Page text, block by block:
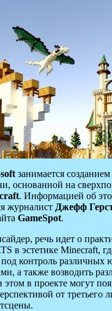
занимается
основанной на
. Информацией об
журналист Джефф
GameSpot.
речь идет о
в эстетике Minecraft,
под контроль различных
а также возводить
в проекте могут
от третьего